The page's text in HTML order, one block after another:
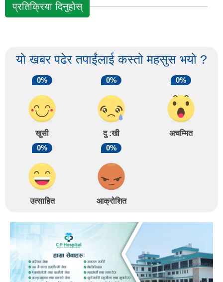
प्रतिक्रिया दिनुहोस्
यो खबर पढेर तपाईंलाई कस्तो महसुस भयो ?
0%
खुसी
0%
दु :खी
0%
अचम्मित
0%
उत्साहित
0%
आक्रोशित